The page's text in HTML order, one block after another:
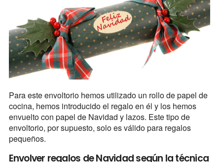
Para este envoltorio hemos utilizado un rollo de papel de
cocina, hemos introducido el regalo en él y los hemos
envuelto con papel de Navidad y lazos. Este tipo de
envoltorio, por supuesto, solo es válido para regalos
pequeños.
Envolver regalos de Navidad según la técnica